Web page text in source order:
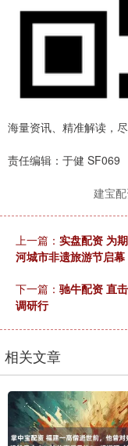
海量资讯、精准解读，
责任编辑：于健 SF069
建宝
上一篇： 实盘配资 为
河城市非遗旅游节启幕
下一篇： 驰牛配资 直
调研行
相关文章